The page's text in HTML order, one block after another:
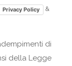
Privacy Policy &
di
della Legge